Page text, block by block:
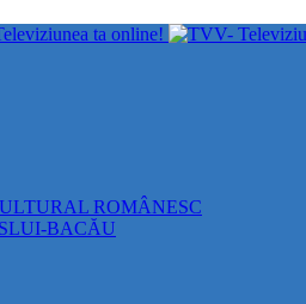
ROMÂNESC
BACĂU